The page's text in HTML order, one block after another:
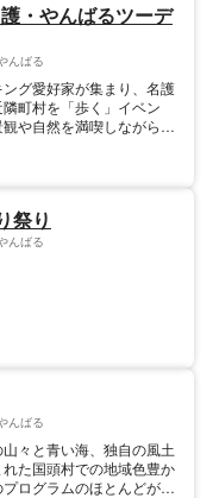
チュ）魂を感じましょ
・やんばるツーデ
んばる
グ愛好家が集まり、名護
町村を「歩く」イベン
観や自然を満喫しながら、
祭り
んばる
んばる
々と青い海、独自の風土
た国頭村での地域色豊か
ログラムのほとんどが手